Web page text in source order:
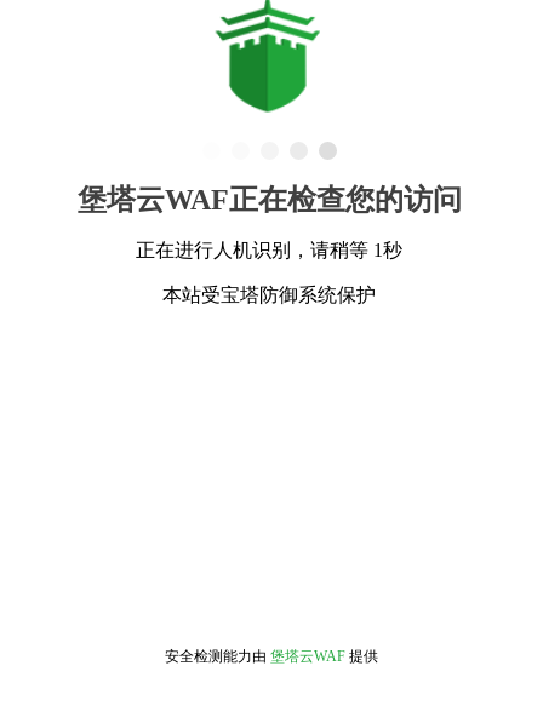
堡塔云WAF正在检查您的访问
正在进行人机识别，请稍等 1秒
本站受宝塔防御系统保护
安全检测能力由 堡塔云WAF 提供